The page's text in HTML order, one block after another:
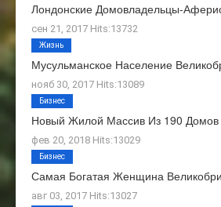
Лондонские Домовладельцы-
сен 21, 2017 Hits:13732
Мусульманское Население
нояб 30, 2017 Hits:13089
Жизнь
Новый Жилой Массив Из 190
фев 20, 2018 Hits:13029
Бизнес
Самая Богатая Женщина
авг 03, 2017 Hits:13027
Бизнес